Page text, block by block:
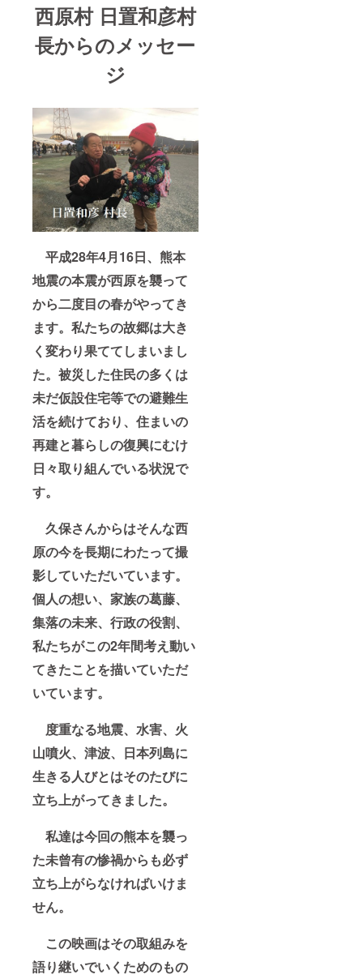
西原村 日置和彦村
長からのメッセー
ジ
平成28年4月16日、熊本
地震の本震が西原を襲って
から二度目の春がやってき
ます。私たちの故郷は大き
く変わり果ててしまいまし
た。被災した住民の多くは
未だ仮設住宅等での避難生
活を続けており、住まいの
再建と暮らしの復興にむけ
日々取り組んでいる状況で
す。
久保さんからはそんな西
原の今を長期にわたって撮
影していただいています。
個人の想い、家族の葛藤、
集落の未来、行政の役割、
私たちがこの2年間考え動い
てきたことを描いていただ
いています。
度重なる地震、水害、火
山噴火、津波、日本列島に
生きる人びとはそのたびに
立ち上がってきました。
私達は今回の熊本を襲っ
た未曾有の惨禍からも必ず
立ち上がらなければいけま
せん。
この映画はその取組みを
語り継いでいくためのもの